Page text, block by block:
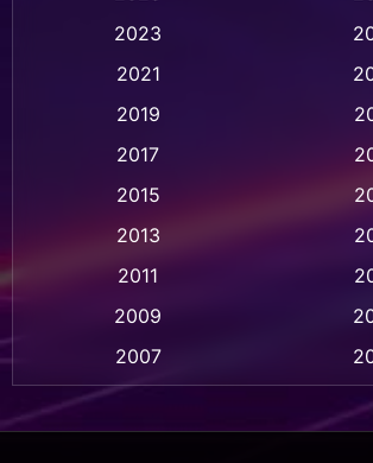
Animation แอนิเมชัน (1)
Animation แอนิเมชั่น (1)
Based on a True Story เรื่องจริง
2023
2021
2019
2017
2015
2013
2011
2009
2007
2005
2003